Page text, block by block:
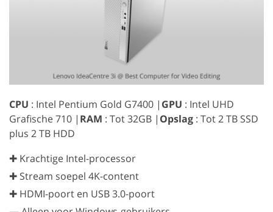
CPU : Intel Pentium Gold G7400 | GPU : Intel UHD
Grafische 710 | RAM : Tot 32GB | Opslag : Tot 2 TB SSD
plus 2 TB HDD
✚ Krachtige Intel-processor
✚ Stream soepel 4K-content
✚ HDMI-poort en USB 3.0-poort